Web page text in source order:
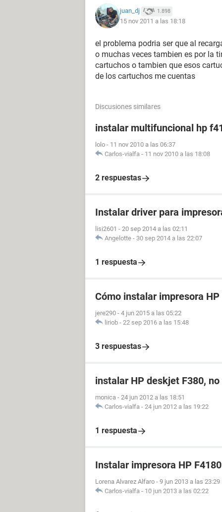
juan_dj 1.898
15 nov 2011 a las 18:18
el problema podria ser que al
o muchas veces tambien es por la
cartuchos o tambien que esos
de los cartuchos me cuentas
Discusiones similares
instalar multifuncional hp
lolo - 11 nov 2010 a las 06:37
Carlos-vialfa - 11 nov 2010 a las 18:08
2 respuestas
Instalar driver para
lisi2601 - 20 sep 2014 a las 02:11
Angelotte - 30 sep 2014 a las 22:07
1 respuesta
Cómo instalar impresora
jere290 - 4 jun 2015 a las 05:22
liriob - 22 sep 2016 a las 15:48
3 respuestas
instalar HP deskjet F380,
monica - 24 jun 2012 a las 18:51
Carlos-vialfa - 24 jun 2012 a las 19:22
1 respuesta
Instalar impresora HP F4180
Lorena Alvarez Alfaro - 9 jun 2013 a las 23:29
Carlos-vialfa - 10 jun 2013 a las 02:22